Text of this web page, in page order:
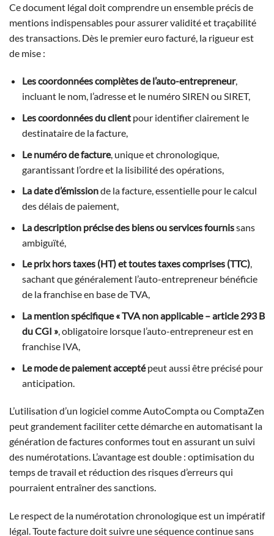
Ce document légal doit comprendre un ensemble précis de
mentions indispensables pour assurer validité et traçabilité
des transactions. Dès le premier euro facturé, la rigueur est
de mise :
Les coordonnées complètes de l’auto-entrepreneur,
incluant le nom, l’adresse et le numéro SIREN ou SIRET,
Les coordonnées du clientpour identifier clairement le
destinataire de la facture,
Le numéro de facture, unique et chronologique,
garantissant l’ordre et la lisibilité des opérations,
La date d’émissionde la facture, essentielle pour le calcul
des délais de paiement,
La description précise des biens ou services fournissans
ambiguïté,
Le prix hors taxes (HT) et toutes taxes comprises (TTC),
sachant que généralement l’auto-entrepreneur bénéficie
de la franchise en base de TVA,
La mention spécifique « TVA non applicable – article 293 B
du CGI », obligatoire lorsque l’auto-entrepreneur est en
franchise IVA,
Le mode de paiement acceptépeut aussi être précisé pour
anticipation.
L’utilisation d’un logiciel comme AutoCompta ou ComptaZen
peut grandement faciliter cette démarche en automatisant la
génération de factures conformes tout en assurant un suivi
des numérotations. L’avantage est double : optimisation du
temps de travail et réduction des risques d’erreurs qui
pourraient entraîner des sanctions.
Le respect de la numérotation chronologique est un impératif
légal. Toute facture doit suivre une séquence continue sans